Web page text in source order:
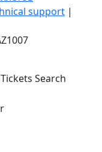
support |
Search